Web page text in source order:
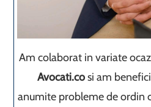
Am colaborat in variate
Avocati.cosi am
anumite probleme de ordin